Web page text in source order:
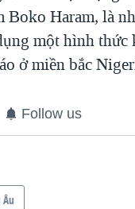
Boko Haram, là
một hình thức
ở miền bắc
Follow us
Âu